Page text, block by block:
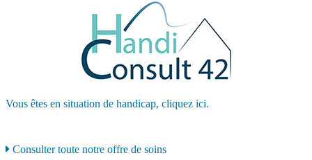
Vous êtes en situation de handicap, cliquez ici.
Consulter toute notre offre de soins